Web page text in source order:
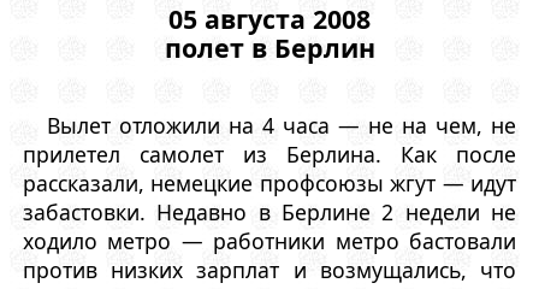
05 августа 2008
полет в Берлин
Вылет отложили на 4 часа — не на чем, не
прилетел самолет из Берлина. Как после
рассказали, немецкие профсоюзы жгут — идут
забастовки. Недавно в Берлине 2 недели не
ходило метро — работники метро бастовали
против низких зарплат и возмущались, что